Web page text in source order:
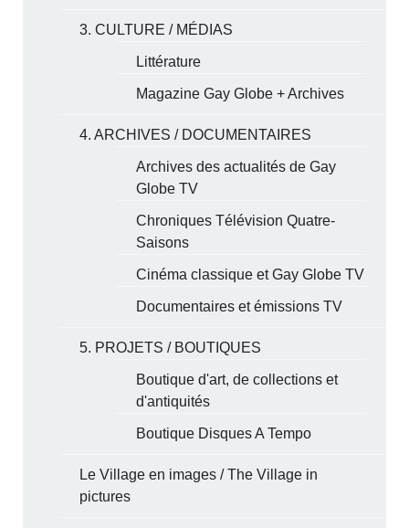
3. CULTURE / MÉDIAS
Littérature
Magazine Gay Globe + Archives
4. ARCHIVES / DOCUMENTAIRES
Archives des actualités de Gay
Globe TV
Chroniques Télévision Quatre-
Saisons
Cinéma classique et Gay Globe TV
Documentaires et émissions TV
5. PROJETS / BOUTIQUES
Boutique d'art, de collections et
d'antiquités
Boutique Disques A Tempo
Le Village en images / The Village in
pictures